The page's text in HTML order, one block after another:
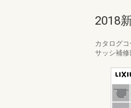
2018
カタログ
サッシ補修